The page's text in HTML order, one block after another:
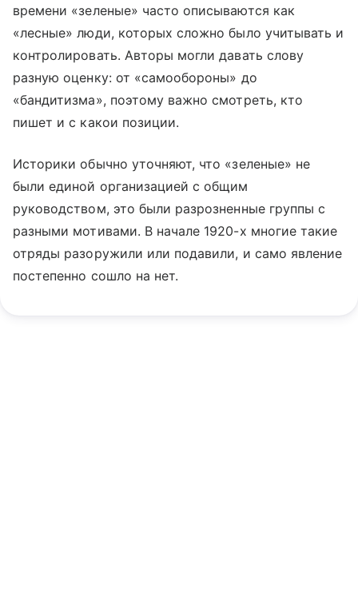
времени «зеленые» часто описываются как
«лесные» люди, которых сложно было учитывать и
контролировать. Авторы могли давать слову
разную оценку: от «самообороны» до
«бандитизма», поэтому важно смотреть, кто
пишет и с какои позиции.
Историки обычно уточняют, что «зеленые» не
были единой организацией с общим
руководством, это были разрозненные группы с
разными мотивами. В начале 1920-х многие такие
отряды разоружили или подавили, и само явление
постепенно сошло на нет.